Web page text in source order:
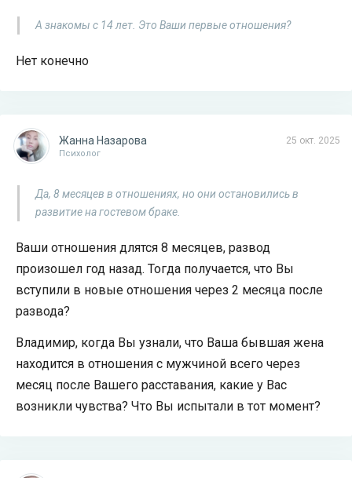
А знакомы с 14 лет. Это Ваши первые отношения?
Нет конечно
25 окт. 2025
Жанна Назарова
Психолог
Да, 8 месяцев в отношениях, но они остановились в
развитие на гостевом браке.
Ваши отношения длятся 8 месяцев, развод
произошел год назад. Тогда получается, что Вы
вступили в новые отношения через 2 месяца после
развода?
Владимир, когда Вы узнали, что Ваша бывшая жена
находится в отношения с мужчиной всего через
месяц после Вашего расставания, какие у Вас
возникли чувства? Что Вы испытали в тот момент?